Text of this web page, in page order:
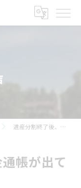
遺産分割終了後、預金通帳が出てきた
帳が出て